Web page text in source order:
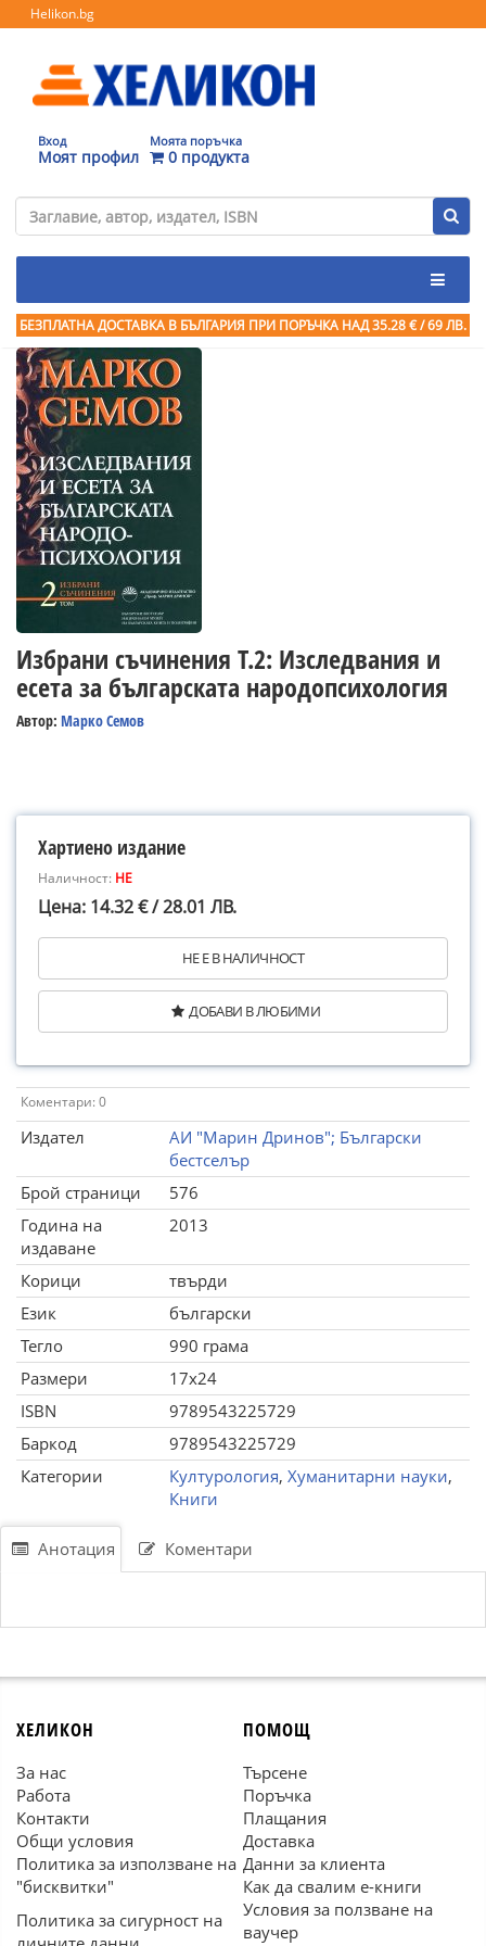
Helikon.bg
Вход
Моят профил
Моята поръчка
0 продукта
БЕЗПЛАТНА ДОСТАВКА В БЪЛГАРИЯ ПРИ ПОРЪЧКА НАД 35.28 € / 69 ЛВ.
Избрани съчинения Т.2: Изследвания и
есета за българската народопсихология
Автор: Марко Семов
Хартиено издание
Наличност: НЕ
Цена: 14.32 € / 28.01 ЛВ.
НЕ Е В НАЛИЧНОСТ
ДОБАВИ В ЛЮБИМИ
Коментари: 0
Издател
АИ "Марин Дринов"; Български
бестселър
Брой страници
576
Година на
издаване
2013
Корици
твърди
Език
български
Тегло
990 грама
Размери
17x24
ISBN
9789543225729
Баркод
9789543225729
Категории
Културология, Хуманитарни науки,
Книги
Анотация Коментари
ХЕЛИКОН
За нас
Работа
Контакти
Общи условия
Политика за използване на
"бисквитки"
Политика за сигурност на
ПОМОЩ
Търсене
Поръчка
Плащания
Доставка
Данни за клиента
Как да свалим е-книги
Условия за ползване на
ваучер